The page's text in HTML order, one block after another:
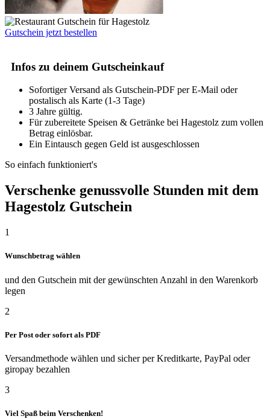
Gutschein jetzt bestellen
Infos zu deinem Gutscheinkauf
Sofortiger Versand als Gutschein-PDF per E-Mail oder
postalisch als Karte (1-3 Tage)
3 Jahre gültig.
Für zubereitete Speisen & Getränke bei Hagestolz zum vollen
Betrag einlösbar.
Ein Eintausch gegen Geld ist ausgeschlossen
So einfach funktioniert's
Verschenke genussvolle Stunden mit dem
Hagestolz Gutschein
1
Wunschbetrag wählen
und den Gutschein mit der gewünschten Anzahl in den Warenkorb
legen
2
Per Post oder sofort als PDF
Versandmethode wählen und sicher per Kreditkarte, PayPal oder
giropay bezahlen
3
Viel Spaß beim Verschenken!